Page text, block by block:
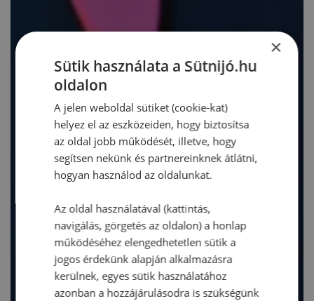
×
Sütik használata a Sütnijó.hu
oldalon
A jelen weboldal sütiket (cookie-kat)
helyez el az eszközeiden, hogy biztosítsa
az oldal jobb működését, illetve, hogy
segítsen nekünk és partnereinknek átlátni,
hogyan használod az oldalunkat.
Az oldal használatával (kattintás,
navigálás, görgetés az oldalon) a honlap
működéséhez elengedhetetlen sütik a
jogos érdekünk alapján alkalmazásra
kerülnek, egyes sütik használatához
azonban a hozzájárulásodra is szükségünk